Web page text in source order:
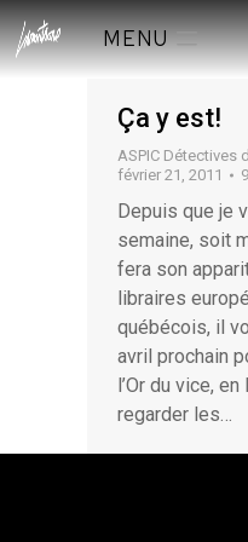
MENU
Ça y est!
ASPIC Détectives
février 21, 2011
Depuis que je
semaine, soit
fera son
libraires
québécois, il
avril prochain
l’Or du vice,
regarder les…